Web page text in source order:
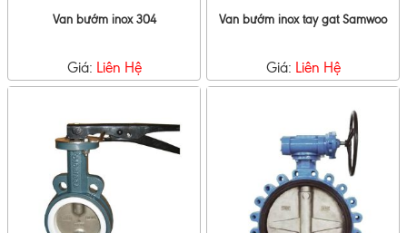
Van bướm inox 304
Giá: Liên Hệ
Van bướm inox tay gat Samwoo
Giá: Liên Hệ